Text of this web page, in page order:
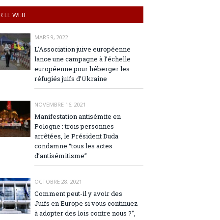
LE WEB
MARS 9, 2022
L’Association juive européenne
lance une campagne à l’échelle
européenne pour héberger les
réfugiés juifs d’Ukraine
NOVEMBRE 16, 2021
Manifestation antisémite en
Pologne : trois personnes
arrêtées, le Président Duda
condamne “tous les actes
d’antisémitisme”
OCTOBRE 28, 2021
Comment peut-il y avoir des
Juifs en Europe si vous continuez
à adopter des lois contre nous ?”,